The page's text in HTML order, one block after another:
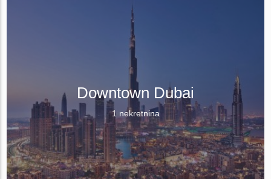
Downtown Dubai
1 nekretnina